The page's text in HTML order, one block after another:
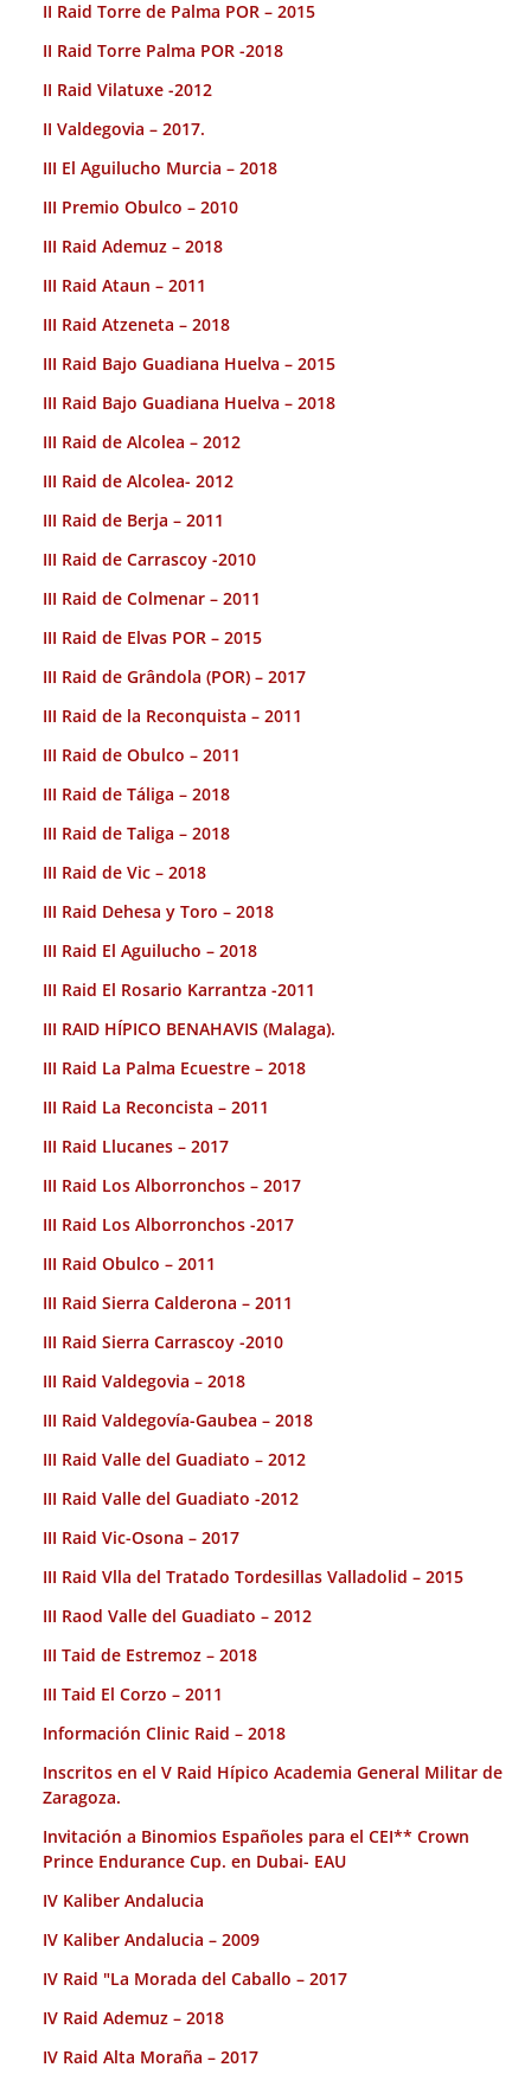
II Raid Torre de Palma POR – 2015
II Raid Torre Palma POR -2018
II Raid Vilatuxe -2012
II Valdegovia – 2017.
III El Aguilucho Murcia – 2018
III Premio Obulco – 2010
III Raid Ademuz – 2018
III Raid Ataun – 2011
III Raid Atzeneta – 2018
III Raid Bajo Guadiana Huelva – 2015
III Raid Bajo Guadiana Huelva – 2018
III Raid de Alcolea – 2012
III Raid de Alcolea- 2012
III Raid de Berja – 2011
III Raid de Carrascoy -2010
III Raid de Colmenar – 2011
III Raid de Elvas POR – 2015
III Raid de Grândola (POR) – 2017
III Raid de la Reconquista – 2011
III Raid de Obulco – 2011
III Raid de Táliga – 2018
III Raid de Taliga – 2018
III Raid de Vic – 2018
III Raid Dehesa y Toro – 2018
III Raid El Aguilucho – 2018
III Raid El Rosario Karrantza -2011
III RAID HÍPICO BENAHAVIS (Malaga).
III Raid La Palma Ecuestre – 2018
III Raid La Reconcista – 2011
III Raid Llucanes – 2017
III Raid Los Alborronchos – 2017
III Raid Los Alborronchos -2017
III Raid Obulco – 2011
III Raid Sierra Calderona – 2011
III Raid Sierra Carrascoy -2010
III Raid Valdegovia – 2018
III Raid Valdegovía-Gaubea – 2018
III Raid Valle del Guadiato – 2012
III Raid Valle del Guadiato -2012
III Raid Vic-Osona – 2017
III Raid Vlla del Tratado Tordesillas Valladolid – 2015
III Raod Valle del Guadiato – 2012
III Taid de Estremoz – 2018
III Taid El Corzo – 2011
Información Clinic Raid – 2018
Inscritos en el V Raid Hípico Academia General Militar de
Zaragoza.
Invitación a Binomios Españoles para el CEI** Crown
Prince Endurance Cup. en Dubai- EAU
IV Kaliber Andalucia
IV Kaliber Andalucia – 2009
IV Raid "La Morada del Caballo – 2017
IV Raid Ademuz – 2018
IV Raid Alta Moraña – 2017